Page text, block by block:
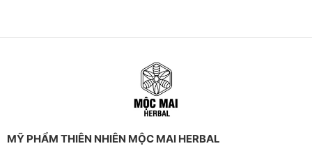
MỸ PHẨM THIÊN NHIÊN MỘC MAI HERBAL